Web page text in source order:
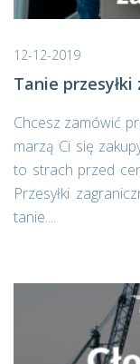
12-12-2019
Tanie
Chcesz zamówić
marzą Ci się
to strach przed
Przesyłki
tanie....